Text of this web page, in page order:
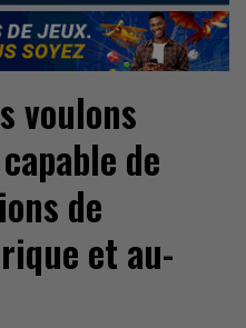
voulons
de
de
et au-